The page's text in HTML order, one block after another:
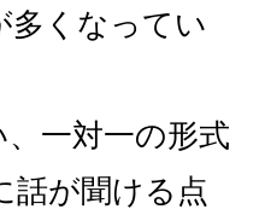
多くなってい
一対一の形式
話が聞ける点